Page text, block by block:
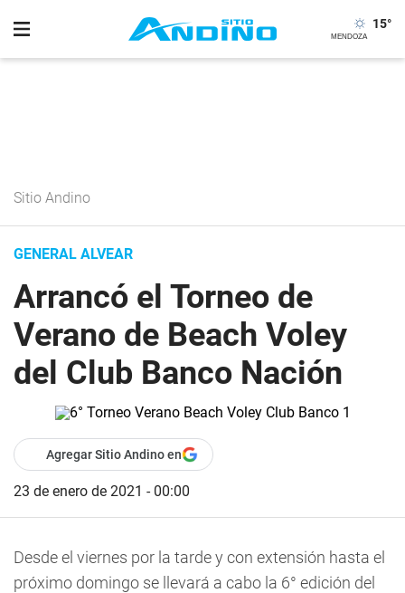
15°
Sitio Andino
GENERAL ALVEAR
Arrancó el Torneo de
Verano de Beach Voley
del Club Banco Nación
Agregar Sitio Andino en
23 de enero de 2021 - 00:00
Desde el viernes por la tarde y con extensión hasta el
próximo domingo se llevará a cabo la 6° edición del